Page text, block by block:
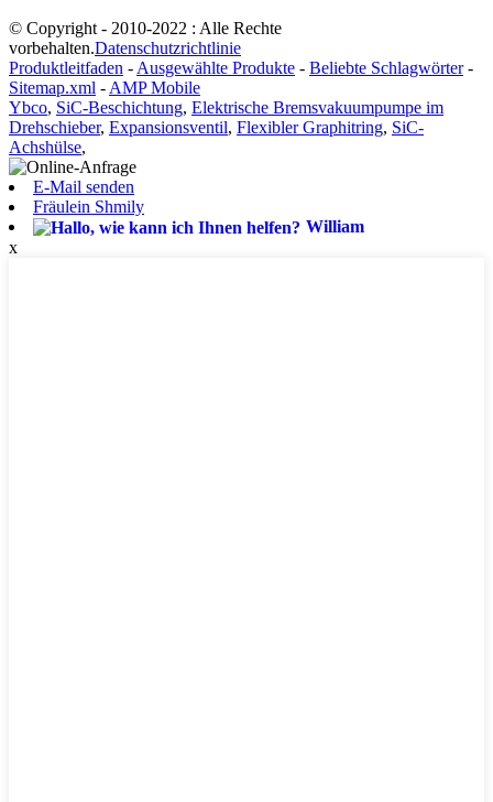
© Copyright - 2010-2022 : Alle Rechte
vorbehalten.Datenschutzrichtlinie
Produktleitfaden - Ausgewählte Produkte - Beliebte Schlagwörter-
Sitemap.xml - AMP Mobile
Ybco, SiC-Beschichtung, Elektrische Bremsvakuumpumpe im
Drehschieber, Expansionsventil, Flexibler Graphitring, SiC-
Achshülse,
E-Mail senden
Fräulein Shmily
William
x